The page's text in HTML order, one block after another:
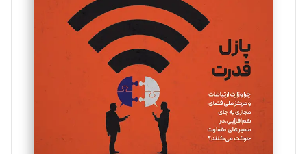
یسنا امان‌پور
تحریریه
ملینا جعفری
تحریریه